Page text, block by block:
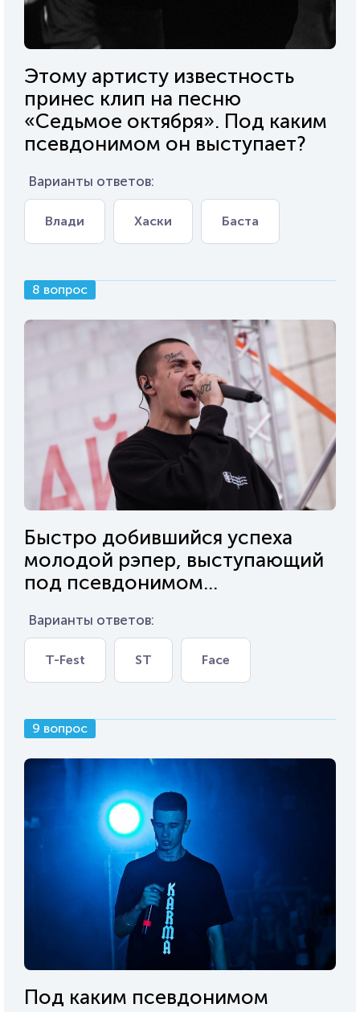
Этому артисту известность
принес клип на песню
«Седьмое октября». Под каким
псевдонимом он выступает?
Варианты ответов:
Влади Хаски Баста
8 вопрос
Быстро добившийся успеха
молодой рэпер, выступающий
под псевдонимом...
Варианты ответов:
T-Fest ST Face
9 вопрос
Под каким псевдонимом